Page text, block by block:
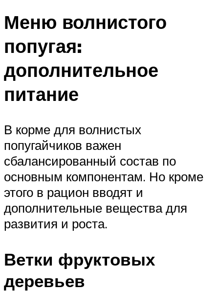
Меню волнистого
попугая:
дополнительное
питание
В корме для волнистых
попугайчиков важен
сбалансированный состав по
основным компонентам. Но кроме
этого в рацион вводят и
дополнительные вещества для
развития и роста.
Ветки фруктовых
деревьев